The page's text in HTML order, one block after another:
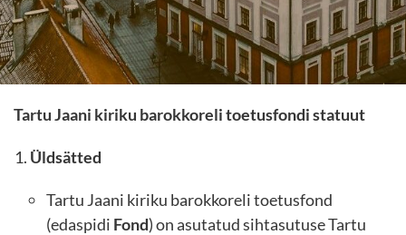
Tartu Jaani kiriku barokkoreli toetusfondi statuut
Üldsätted
Tartu Jaani kiriku barokkoreli toetusfond
(edaspidi Fond) on asutatud sihtasutuse Tartu